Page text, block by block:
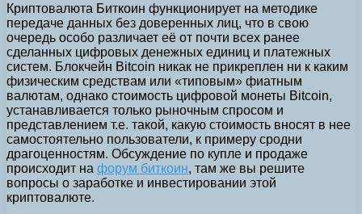
Криптовалюта Биткоин функционирует на методике
передаче данных без доверенных лиц, что в свою
очередь особо различает её от почти всех ранее
сделанных цифровых денежных единиц и платежных
систем. Блокчейн Bitcoin никак не прикреплен ни к каким
физическим средствам или «типовым» фиатным
валютам, однако стоимость цифровой монеты Bitcoin,
устанавливается только рыночным спросом и
представлением т.е. такой, какую стоимость вносят в нее
самостоятельно пользователи, к примеру сродни
драгоценностям. Обсуждение по купле и продаже
происходит на форум биткоин, там же вы решите
вопросы о заработке и инвестировании этой
криптовалюте.